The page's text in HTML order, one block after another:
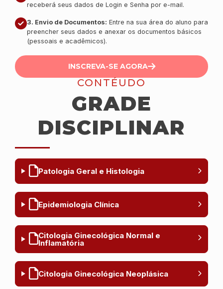
receberá seus dados de Login e Senha por e-mail.
3. Envio de Documentos: Entre na sua área do aluno para
preencher seus dados e anexar os documentos básicos
(pessoais e acadêmicos).
INSCREVA-SE AGORA
CONTÉUDO
GRADE
DISCIPLINAR
Patologia Geral e Histologia
Epidemiologia Clínica
Citologia Ginecológica Normal e
Inflamatória
Citologia Ginecológica Neoplásica